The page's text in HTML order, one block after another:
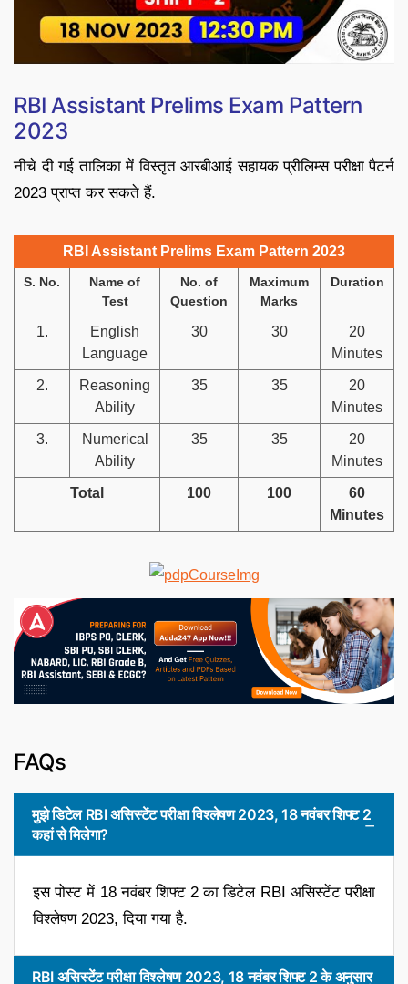
RBI Assistant Prelims Exam Pattern
2023
नीचे दी गई तालिका में विस्तृत आरबीआई सहायक प्रीलिम्स परीक्षा पैटर्न
2023 प्राप्त कर सकते हैं.
RBI Assistant Prelims Exam Pattern 2023
S. No.
Name of
Test
No. of
Question
Maximum
Marks
Duration
1.
English
Language
30 30
20
Minutes
2.
Reasoning
Ability
35 35
20
Minutes
3.
Numerical
Ability
35 35
20
Minutes
Total 100 100
60
Minutes
FAQs
मुझे डिटेल RBI असिस्टेंट परीक्षा विश्लेषण 2023, 18 नवंबर शिफ्ट 2
कहां से मिलेगा?
इस पोस्ट में 18 नवंबर शिफ्ट 2 का डिटेल RBI असिस्टेंट परीक्षा
विश्लेषण 2023, दिया गया है.
RBI असिस्टेंट परीक्षा विश्लेषण 2023, 18 नवंबर शिफ्ट 2 के अनुसार